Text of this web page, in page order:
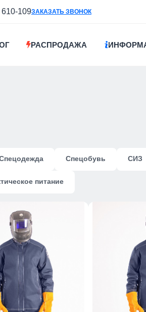
109ЗАКАЗАТЬ ЗВОНОК
РАСПРОДАЖА
Спецобувь СИЗ
питание